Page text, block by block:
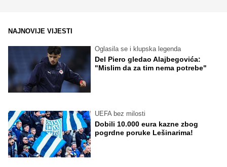
NAJNOVIJE VIJESTI
Oglasila se i klupska legenda
Del Piero gledao Alajbegovića:
"Mislim da za tim nema potrebe"
UEFA bez milosti
Dobili 10.000 eura kazne zbog
pogrdne poruke Lešinarima!